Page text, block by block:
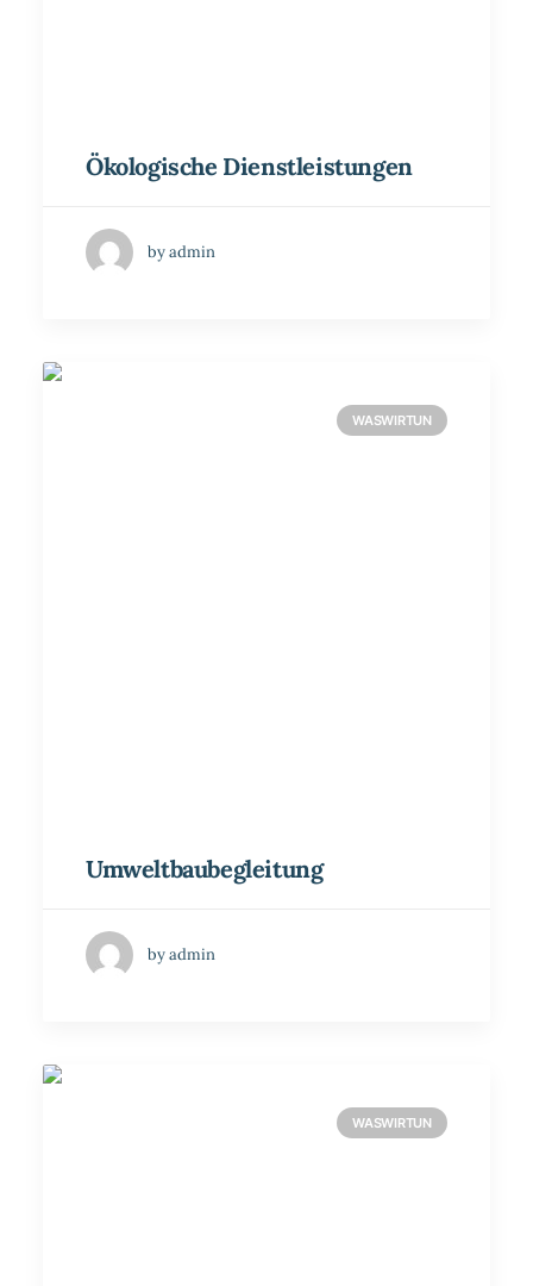
Ökologische Dienstleistungen
by admin
WASWIRTUN
Umweltbaubegleitung
by admin
WASWIRTUN